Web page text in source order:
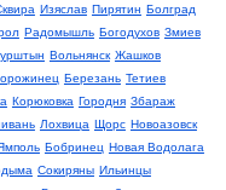
Изяслав Пирятин Болград
Радомышль Богодухов Змиев
Вольнянск Жашков
Березань Тетиев
Корюковка Городня Збараж
Лохвица Щорс Новоазовск
Бобринец Новая Водолага
Сокиряны Ильинцы